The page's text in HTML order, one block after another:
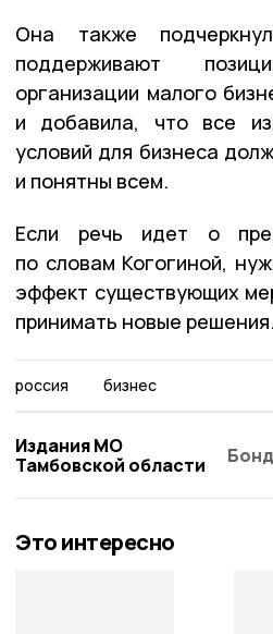
Она также
поддерживают
организации малого
и добавила, что все
условий для бизнеса
и понятны всем.
Если речь идет о
по словам Когогиной,
эффект существующих
принимать новые решения.
россия бизнес
Издания МО
Тамбовской области
Это интересно